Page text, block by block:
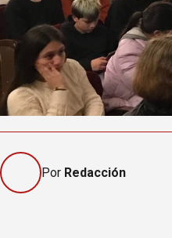
Por Redacción